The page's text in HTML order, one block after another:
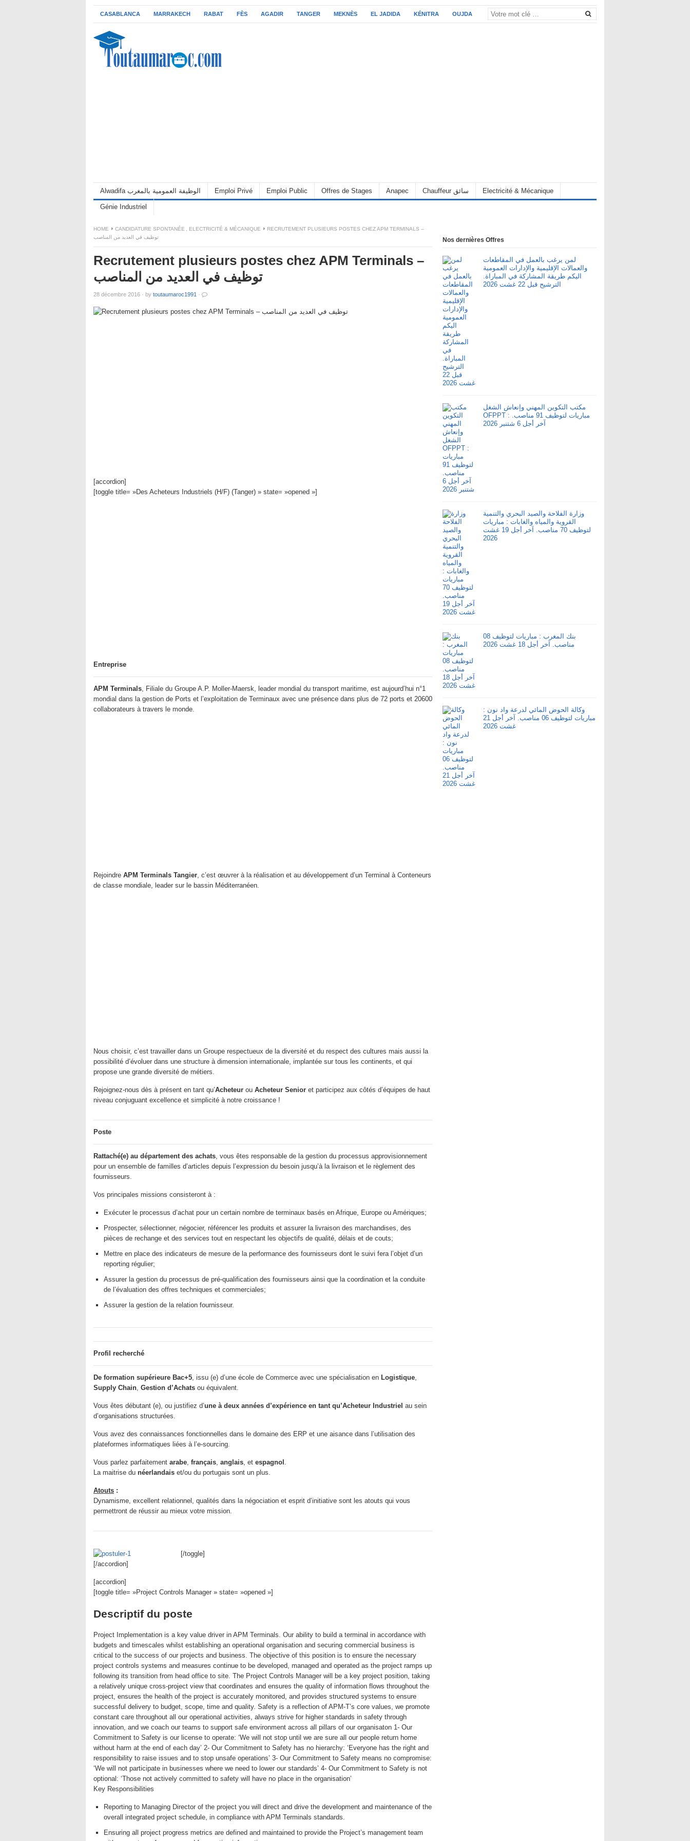
CASABLANCA MARRAKECH RABAT FÈS AGADIR TANGER MEKNÈS EL JADIDA KÉNITRA OUJDA
Alwadifa الوظيفة العمومية بالمغرب Emploi Privé Emploi Public Offres de Stages Anapec Chauffeur سائق Electricité & Mécanique
Génie Industriel
HOME CANDIDATURE SPONTANÉE ELECTRICITÉ & MÉCANIQUE
RECRUTEMENT PLUSIEURS POSTES CHEZ APM TERMINALS –
توظيف في العديد من المناصب
Recrutement plusieurs postes chez APM Terminals –
توظيف في العديد من المناصب
28 décembre 2016 · by toutaumaroc1991 ·
[accordion]
[toggle title= »Des Acheteurs Industriels (H/F) (Tanger) » state= »opened »]
Entreprise
APM Terminals, Filiale du Groupe A.P. Moller-Maersk, leader mondial du transport maritime, est aujourd’hui n°1
mondial dans la gestion de Ports et l’exploitation de Terminaux avec une présence dans plus de 72 ports et 20600
collaborateurs à travers le monde.
Rejoindre APM Terminals Tangier, c’est œuvrer à la réalisation et au développement d’un Terminal à Conteneurs
de classe mondiale, leader sur le bassin Méditerranéen.
Nous choisir, c’est travailler dans un Groupe respectueux de la diversité et du respect des cultures mais aussi la
possibilité d’évoluer dans une structure à dimension internationale, implantée sur tous les continents, et qui
propose une grande diversité de métiers.
Rejoignez-nous dès à présent en tant qu’Acheteur ou Acheteur Senior et participez aux côtés d’équipes de haut
niveau conjuguant excellence et simplicité à notre croissance !
Poste
Rattaché(e) au département des achats, vous êtes responsable de la gestion du processus approvisionnement
pour un ensemble de familles d’articles depuis l’expression du besoin jusqu’à la livraison et le règlement des
fournisseurs.
Vos principales missions consisteront à :
Exécuter le processus d’achat pour un certain nombre de terminaux basés en Afrique, Europe ou Amériques;
Prospecter, sélectionner, négocier, référencer les produits et assurer la livraison des marchandises, des
pièces de rechange et des services tout en respectant les objectifs de qualité, délais et de couts;
Mettre en place des indicateurs de mesure de la performance des fournisseurs dont le suivi fera l’objet d’un
reporting régulier;
Assurer la gestion du processus de pré-qualification des fournisseurs ainsi que la coordination et la conduite
de l’évaluation des offres techniques et commerciales;
Assurer la gestion de la relation fournisseur.
Profil recherché
De formation supérieure Bac+5, issu (e) d’une école de Commerce avec une spécialisation en Logistique,
Supply Chain, Gestion d’Achats ou équivalent.
Vous êtes débutant (e), ou justifiez d’une à deux années d’expérience en tant qu’Acheteur Industriel au sein
d’organisations structurées.
Vous avez des connaissances fonctionnelles dans le domaine des ERP et une aisance dans l’utilisation des
plateformes informatiques liées à l’e-sourcing.
Vous parlez parfaitement arabe, français, anglais, et espagnol .
La maitrise du néerlandais et/ou du portugais sont un plus.
Atouts :
Dynamisme, excellent relationnel, qualités dans la négociation et esprit d’initiative sont les atouts qui vous
permettront de réussir au mieux votre mission.
[/toggle]
[/accordion]
[accordion]
[toggle title= »Project Controls Manager » state= »opened »]
Descriptif du poste
Project Implementation is a key value driver in APM Terminals. Our ability to build a terminal in accordance with
budgets and timescales whilst establishing an operational organisation and securing commercial business is
critical to the success of our projects and business. The objective of this position is to ensure the necessary
project controls systems and measures continue to be developed, managed and operated as the project ramps up
following its transition from head office to site. The Project Controls Manager will be a key project position, taking
a relatively unique cross-project view that coordinates and ensures the quality of information flows throughout the
project, ensures the health of the project is accurately monitored, and provides structured systems to ensure
successful delivery to budget, scope, time and quality. Safety is a reflection of APM-T’s core values, we promote
constant care throughout all our operational activities, always strive for higher standards in safety through
innovation, and we coach our teams to support safe environment across all pillars of our organisaton 1- Our
Commitment to Safety is our license to operate: ‘We will not stop until we are sure all our people return home
without harm at the end of each day’ 2- Our Commitment to Safety has no hierarchy: ‘Everyone has the right and
responsibility to raise issues and to stop unsafe operations’ 3- Our Commitment to Safety means no compromise:
‘We will not participate in businesses where we need to lower our standards’ 4- Our Commitment to Safety is not
optional: ‘Those not actively committed to safety will have no place in the organisation’
Key Responsibilities
Reporting to Managing Director of the project you will direct and drive the development and maintenance of the
overall integrated project schedule, in compliance with APM Terminals standards.
Ensuring all project progress metrics are defined and maintained to provide the Project’s management team
Nos dernières Offres
لمن يرغب بالعمل في المقاطعات
والعمالات الإقليمية والإدارات العمومية
اليكم طريقة المشاركة في المباراة.
الترشيح قبل 22 غشت 2026
مكتب التكوين المهني وإنعاش الشغل
OFPPT : مباريات لتوظيف 91 مناصب.
آخر أجل 6 شتنبر 2026
وزارة الفلاحة والصيد البحري والتنمية
القروية والمياه والغابات : مباريات
لتوظيف 70 مناصب. آخر أجل 19 غشت
2026
بنك المغرب : مباريات لتوظيف 08
مناصب. آخر أجل 18 غشت 2026
وكالة الحوض المائي لدرعة واد نون :
مباريات لتوظيف 06 مناصب. آخر أجل 21
غشت 2026